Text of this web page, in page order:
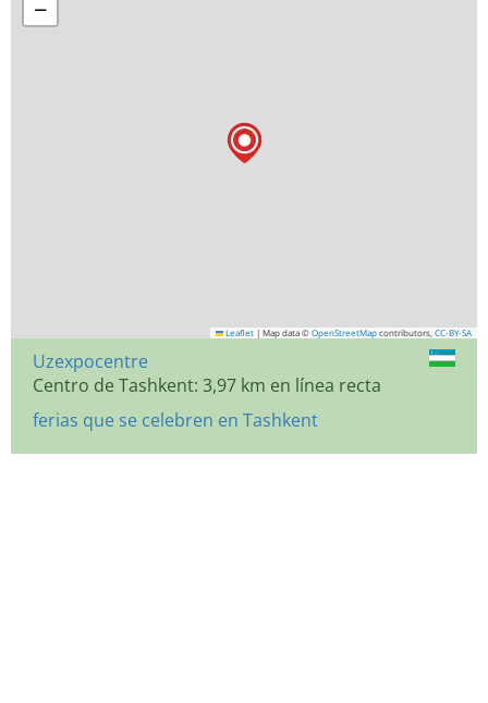
−
Leaflet | Map data © OpenStreetMap contributors, CC-BY-SA
Uzexpocentre
Centro de Tashkent: 3,97 km en línea recta
ferias que se celebren en Tashkent